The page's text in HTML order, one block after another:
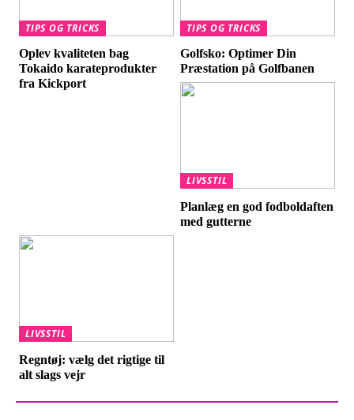
TIPS OG TRICKS
Oplev kvaliteten bag
Tokaido karateprodukter
fra Kickport
TIPS OG TRICKS
Golfsko: Optimer Din
Præstation på Golfbanen
LIVSSTIL
Planlæg en god fodboldaften
med gutterne
LIVSSTIL
Regntøj: vælg det rigtige til
alt slags vejr